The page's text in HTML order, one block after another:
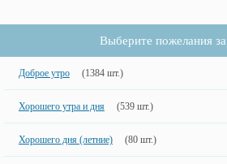
Выберите пожелания
Доброе утро (1384 шт.)
Хорошего утра и дня (539 шт.)
Хорошего дня (летние) (80 шт.)